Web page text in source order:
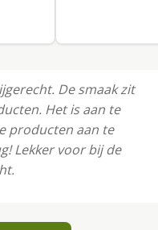
De smaak zit
Het is aan te
producten aan te
Lekker voor bij de